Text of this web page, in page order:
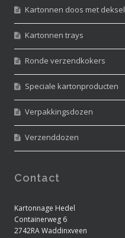
Kartonnen doos met deksel
Kartonnen trays
Ronde verzendkokers
Speciale kartonproducten
Verpakkingsdozen
Verzenddozen
Contact
Kartonnage Hedel
Containerweg 6
2742RA Waddinxveen